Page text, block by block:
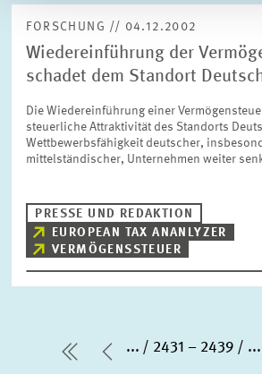
FORSCHUNG // 04.12.2002
Wiedereinführung der
schadet dem Standort
Die Wiedereinführung einer
steuerliche Attraktivität des Standorts
Wettbewerbsfähigkeit deutscher,
mittelständischer, Unternehmen weiter
PRESSE UND REDAKTION
EUROPEAN TAX ANANLYZER
VERMÖGENSSTEUER
erste Seite
Vorherige Seite
... 2431 – 2439 ...